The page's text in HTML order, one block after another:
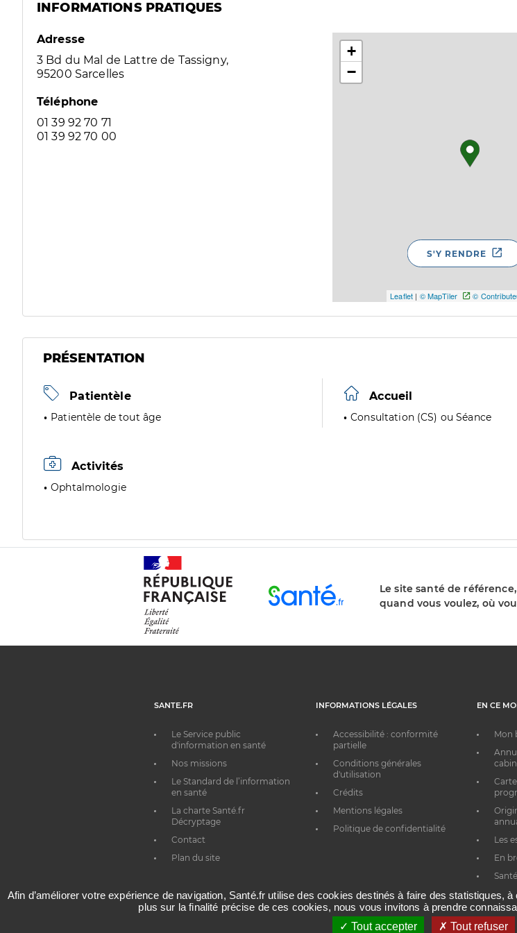
INFORMATIONS PRATIQUES
Adresse
3 Bd du Mal de Lattre de Tassigny,
95200 Sarcelles
Téléphone
01 39 92 70 71
01 39 92 70 00
+
−
Leaflet | © MapTiler ©
S'Y RENDRE
PRÉSENTATION
Patientèle
Patientèle de tout âge
Accueil
Consultation (CS) ou Séance
Activités
Ophtalmologie
Le site santé de
quand vous voulez, où
SANTE.FR
Le Service public
d'information en santé
Nos missions
Le Standard de l’information
en santé
La charte Santé.fr
Décryptage
Contact
Plan du site
INFORMATIONS LÉGALES
Accessibilité : conformité
partielle
Conditions générales
d'utilisation
Crédits
Mentions légales
Politique de confidentialité
EN CE
Mon
Les
En
Afin d’améliorer votre expérience de navigation, Santé.fr utilise des cookies destinés à faire des
plus sur la finalité précise de ces cookies, nous vous invitons à prendre
Tout accepter
Tout refuser